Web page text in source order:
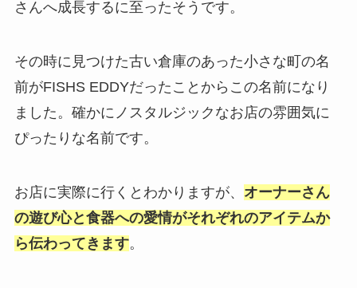
さんへ成長するに至ったそうです。
その時に見つけた古い倉庫のあった小さな町の名
前がFISHS EDDYだったことからこの名前になり
ました。確かにノスタルジックなお店の雰囲気に
ぴったりな名前です。
お店に実際に行くとわかりますが、 オーナーさん
の遊び心と食器への愛情がそれぞれのアイテムか
ら伝わってきます。